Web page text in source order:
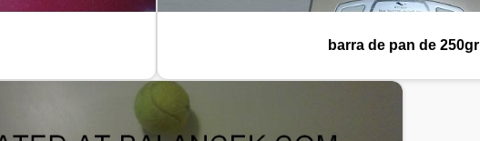
barra de pan de 250gr